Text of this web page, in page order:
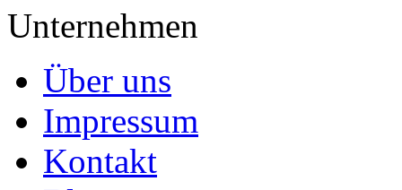
Unternehmen
Über uns
Impressum
Kontakt